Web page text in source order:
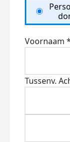
Voornaam *
Tussenv.